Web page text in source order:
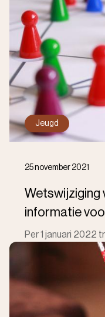
25 november 2021
Wetswijziging
informatie
Jeugd